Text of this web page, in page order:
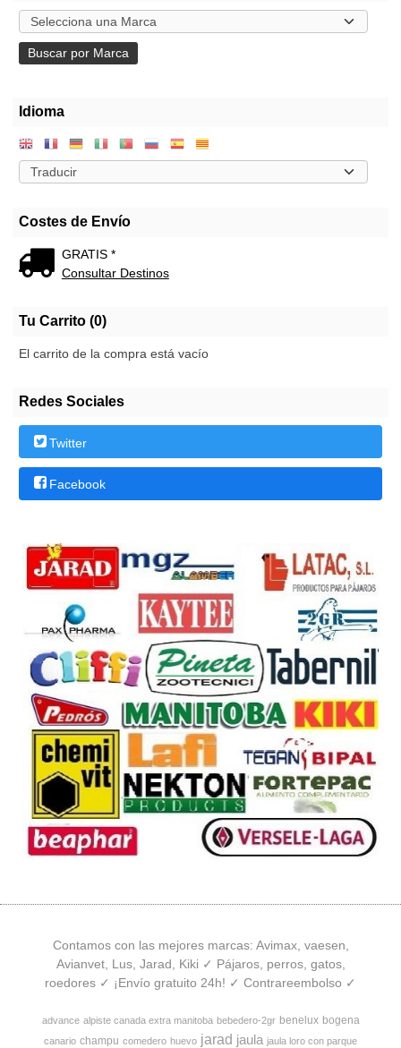
Idioma
Costes de Envío
GRATIS *
Consultar Destinos
Tu Carrito (0)
El carrito de la compra está vacío
Redes Sociales
Twitter
Facebook
Contamos con las mejores marcas: Avimax, vaesen,
Avianvet, Lus, Jarad, Kiki ✓ Pájaros, perros, gatos,
roedores ✓ ¡Envío gratuito 24h! ✓ Contrareembolso ✓
advance alpiste canada extra manitoba bebedero-2gr benelux bogena
canario champu comedero huevo jarad jaula jaula loro con parque